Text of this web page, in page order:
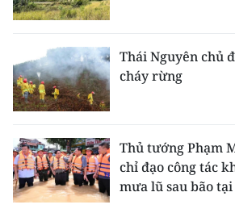
Media Giáo dục
Media Y tế
Media Khoa học - Công nghệ
Ảnh
Infographic
Thái Nguyên chủ
cháy rừng
Thủ tướng Phạm
chỉ đạo công tác
mưa lũ sau bão